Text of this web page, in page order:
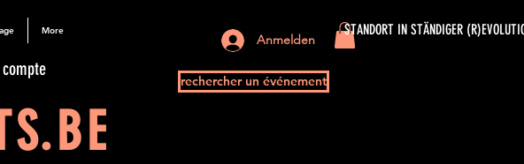
More STANDORT IN STÄNDIGER
Anmelden
rechercher un événement